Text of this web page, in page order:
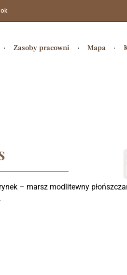
Zasoby pracowni Mapa
rynek – marsz modlitewny